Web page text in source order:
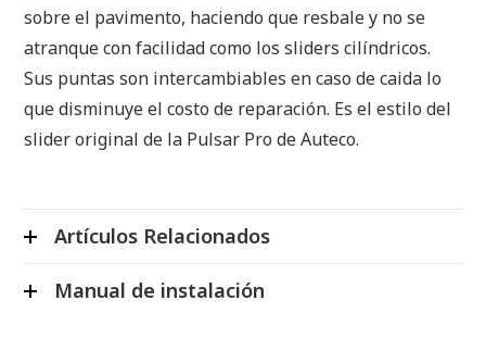
sobre el pavimento, haciendo que resbale y no se
atranque con facilidad como los sliders cilíndricos.
Sus puntas son intercambiables en caso de caida lo
que disminuye el costo de reparación. Es el estilo del
slider original de la Pulsar Pro de Auteco.
Artículos Relacionados
Manual de instalación